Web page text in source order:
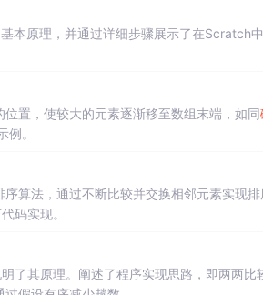
本原理，并通过详细步骤展示了在Scratch
置，使较大的元素逐渐移至数组末端，如同
。
算法，通过不断比较并交换相邻元素实现排
码实现。
了其原理。阐述了程序实现思路，即两两比